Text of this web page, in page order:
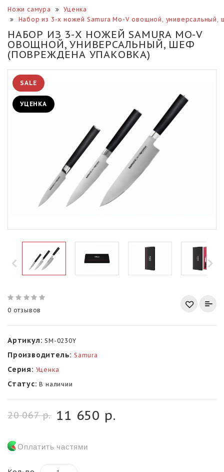
Ножи самура
Уценка
Набор из 3-х ножей Samura Mo-V овощной,
НАБОР ИЗ 3-Х НОЖЕЙ SAMURA MO-V
ОВОЩНОЙ, УНИВЕРСАЛЬНЫЙ, ШЕФ
(ПОВРЕЖДЕНА УПАКОВКА)
SALE
УЦЕНКА
0 отзывов
Артикул: SM-0230Y
Производитель: Samura
Серия: Уценка
Статус: В наличии
20 067 р. 11 650 р.
Оплатить частями